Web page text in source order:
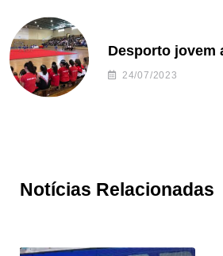
Desporto jovem
24/07/2023
Notícias Relacionadas